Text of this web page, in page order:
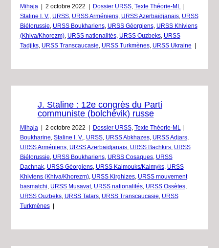
Mihaja 2 octobre 2022 Dossier URSS, Texte Théorie-ML
Staline I. V.
URSS, URSS Arméniens, URSS Azerbaïdjanais, URSS
Biélorussie
URSS Boukhariens, URSS Géorgiens, URSS Khiviens
(Khiva/Khorezm), URSS nationalités, URSS Ouzbeks, URSS
Tadjiks, URSS Transcaucasie URSS Turkmènes, URSS Ukraine
J. Staline : 12e congrès du Parti
communiste (bolchévik) russe
Mihaja 2 octobre 2022 Dossier URSS, Texte Théorie-ML
Boukharine Staline I. V. URSS, URSS Abkhazes, URSS Adjars,
URSS Arméniens, URSS Azerbaïdjanais, URSS Bachkirs, URSS
Biélorussie
URSS Boukhariens, URSS Cosaques, URSS
Dachnak, URSS Géorgiens, URSS Kalmouks/Kalmyks, URSS
Khiviens (Khiva/Khorezm), URSS Kirghizes, URSS mouvement
basmatchi
URSS Musavat, URSS nationalités, URSS Ossètes,
URSS Ouzbeks, URSS Tatars, URSS Transcaucasie
URSS
Turkmènes